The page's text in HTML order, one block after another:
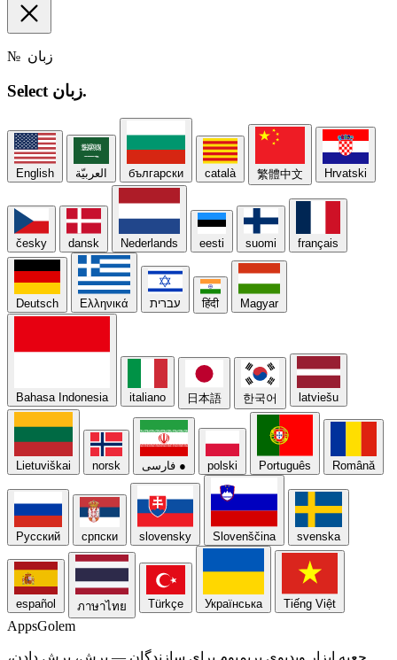
№ زبان
Select زبان.
English العربيّة български català 繁體中文 Hrvatski
česky dansk Nederlands eesti suomi français
Deutsch Ελληνικά עברית हिंदी Magyar
Bahasa Indonesia italiano 日本語 한국어 latviešu
Lietuviškai norsk فارسی ● polski Português Română
Русский српски slovensky Slovenščina svenska
español ภาษาไทย Türkçe Українська Tiếng Việt
AppsGolem
جعبه ابزار ویدیوی پریمیوم برای سازندگان — برش، برش دادن،